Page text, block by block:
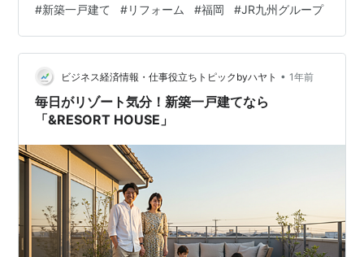
超過」という、極めて厳しい財務の現実でした。ところ
が、損益計算書に目を転じると、今期はわずかながらも
黒字を確保しています。JR九州グループの中核を担う住
宅会社が直面する経営課題と、再生への一筋の光。その
決算内容を深く読み解きます。 決算ハイ…
#新築一戸建て #リフォーム #福岡 #JR九州グループ
ビジネス経済情報・仕事役立ちトピックbyハヤト • 1年前
毎日がリゾート気分！新築一戸建てなら
「&RESORT HOUSE」